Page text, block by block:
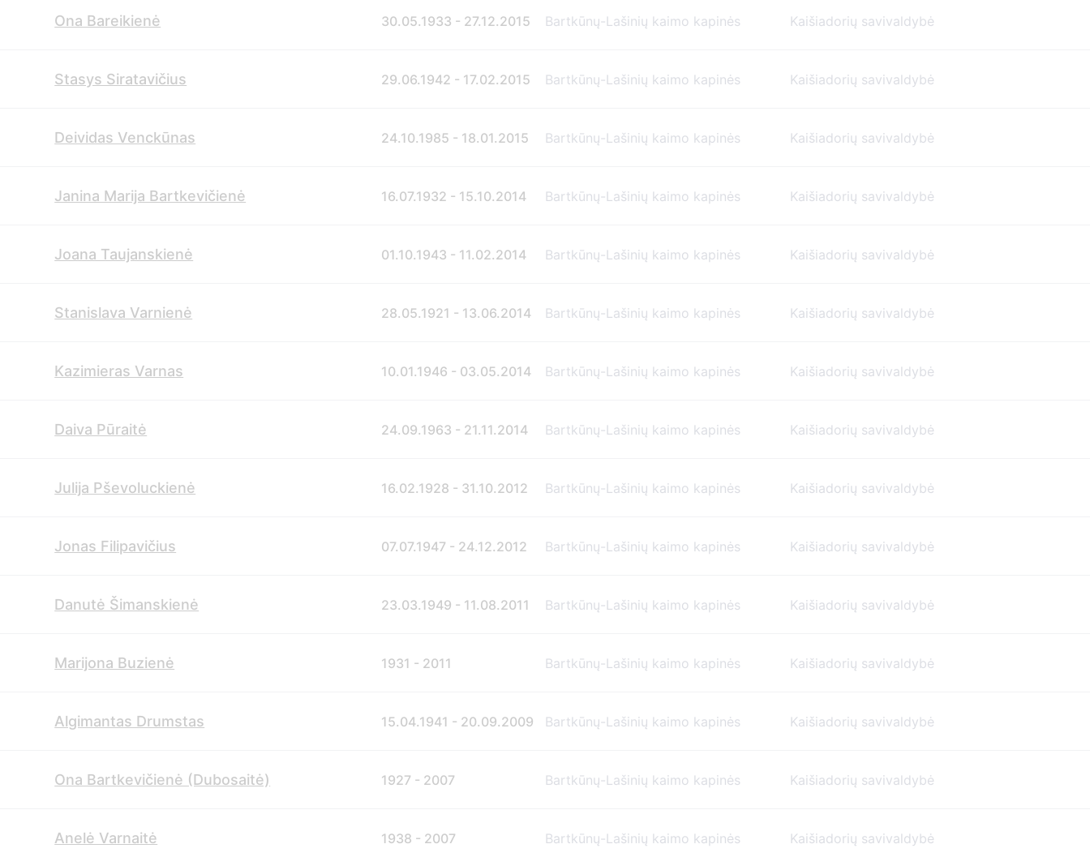
Ona Bareikienė 30.05.1933 - 27.12.2015 Bartkūnų-Lašinių kaimo kapinės Kaišiadorių savivaldybė
Stasys Siratavičius 29.06.1942 - 17.02.2015 Bartkūnų-Lašinių kaimo kapinės Kaišiadorių savivaldybė
Deividas Venckūnas 24.10.1985 - 18.01.2015 Bartkūnų-Lašinių kaimo kapinės Kaišiadorių savivaldybė
Janina Marija Bartkevičienė 16.07.1932 - 15.10.2014 Bartkūnų-Lašinių kaimo kapinės Kaišiadorių savivaldybė
Joana Taujanskienė 01.10.1943 - 11.02.2014 Bartkūnų-Lašinių kaimo kapinės Kaišiadorių savivaldybė
Stanislava Varnienė 28.05.1921 - 13.06.2014 Bartkūnų-Lašinių kaimo kapinės Kaišiadorių savivaldybė
Kazimieras Varnas 10.01.1946 - 03.05.2014 Bartkūnų-Lašinių kaimo kapinės Kaišiadorių savivaldybė
Daiva Pūraitė 24.09.1963 - 21.11.2014 Bartkūnų-Lašinių kaimo kapinės Kaišiadorių savivaldybė
Julija Pševoluckienė 16.02.1928 - 31.10.2012 Bartkūnų-Lašinių kaimo kapinės Kaišiadorių savivaldybė
Jonas Filipavičius 07.07.1947 - 24.12.2012 Bartkūnų-Lašinių kaimo kapinės Kaišiadorių savivaldybė
Danutė Šimanskienė 23.03.1949 - 11.08.2011 Bartkūnų-Lašinių kaimo kapinės Kaišiadorių savivaldybė
Marijona Buzienė 1931 - 2011 Bartkūnų-Lašinių kaimo kapinės Kaišiadorių savivaldybė
Algimantas Drumstas 15.04.1941 - 20.09.2009 Bartkūnų-Lašinių kaimo kapinės Kaišiadorių savivaldybė
Ona Bartkevičienė (Dubosaitė) 1927 - 2007 Bartkūnų-Lašinių kaimo kapinės Kaišiadorių savivaldybė
Anelė Varnaitė 1938 - 2007 Bartkūnų-Lašinių kaimo kapinės Kaišiadorių savivaldybė